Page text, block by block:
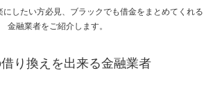
したい方必見、ブラックでも借金をまとめてくれる
金融業者をご紹介します。
り換えを出来る金融業者